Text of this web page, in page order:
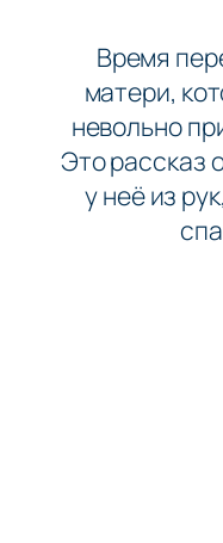
Время
матери,
невольно
Это рассказ
у неё из